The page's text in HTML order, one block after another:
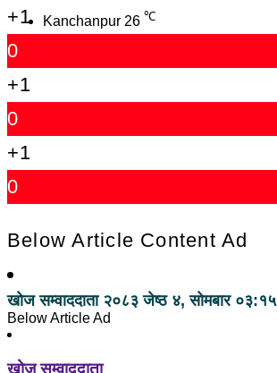
Kanchanpur 26 ℃
+1
0
+1
0
+1
0
Below Article Content Ad
खोज सम्वाददाता २०८३ जेष्ठ ४, सोमबार ०३:१५
Below Article Ad
खोज सम्वाददाता